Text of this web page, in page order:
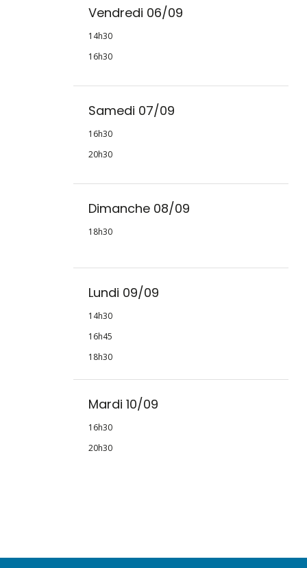
Vendredi 06/09
14h30
16h30
Samedi 07/09
16h30
20h30
Dimanche 08/09
18h30
Lundi 09/09
14h30
16h45
18h30
Mardi 10/09
16h30
20h30